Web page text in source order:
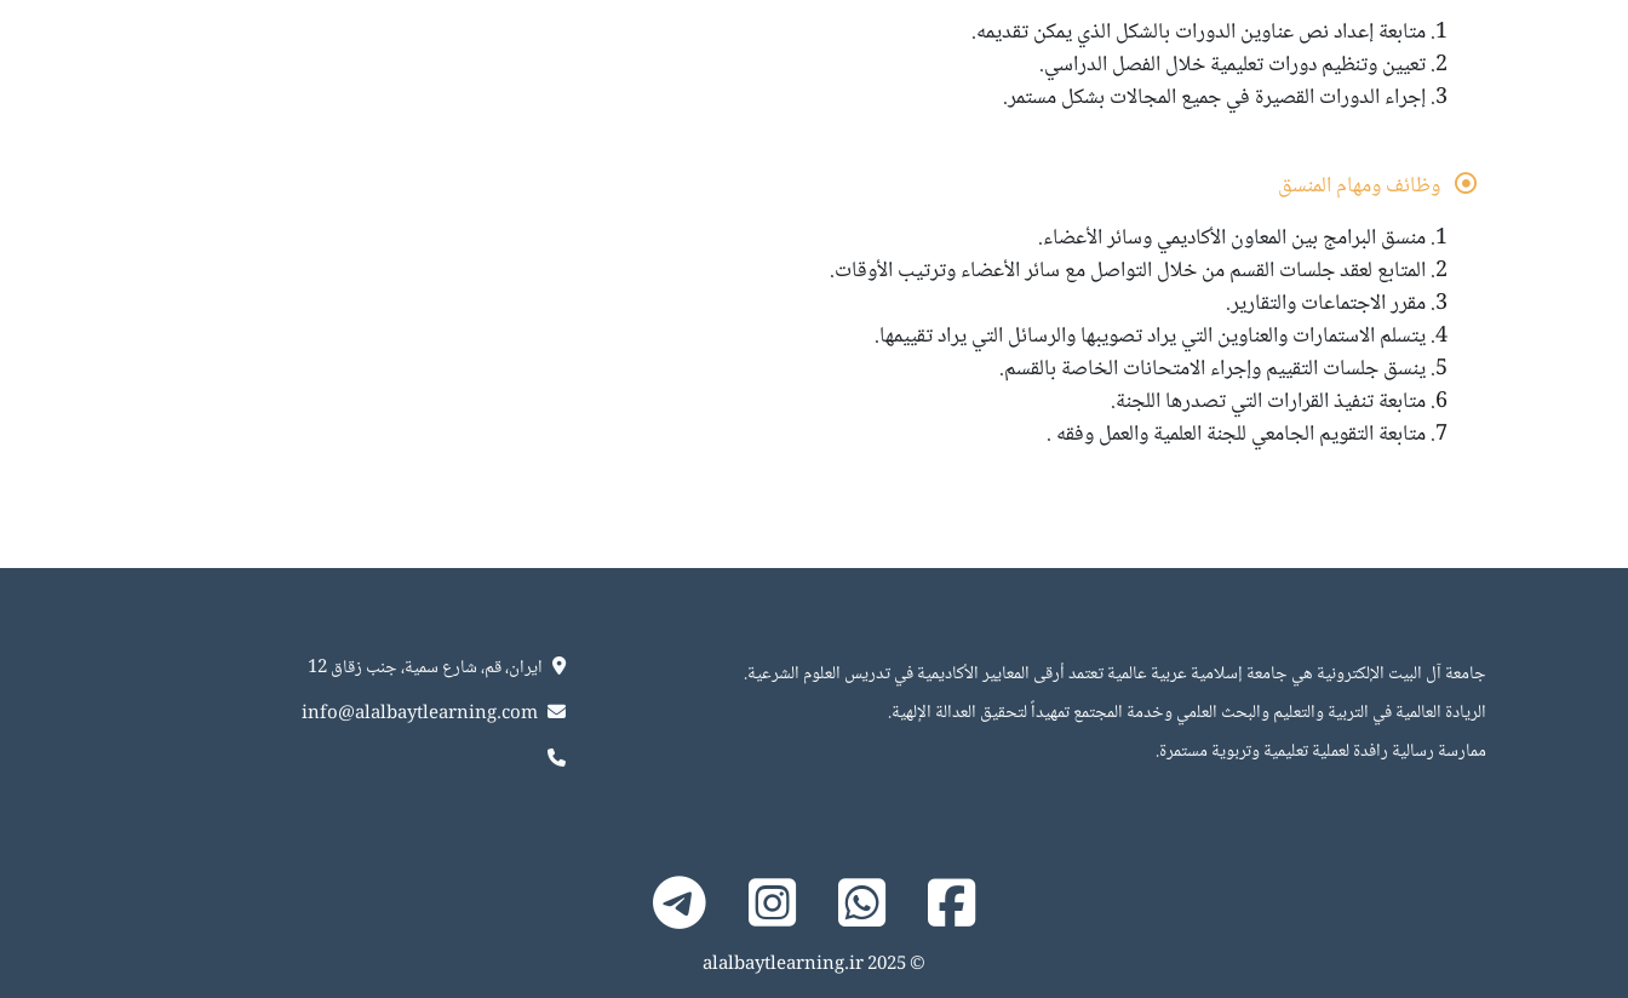
1. متابعة إعداد نص عناوين الدورات بالشكل الذي يمكن تقديمه.
2. تعيين وتنظيم دورات تعليمية خلال الفصل الدراسي.
3. إجراء الدورات القصيرة في جميع المجالات بشكل مستمر.
وظائف ومهام المنسق
1. منسق البرامج بين المعاون الأكاديمي وسائر الأعضاء.
2. المتابع لعقد جلسات القسم من خلال التواصل مع سائر الأعضاء وترتيب الأوقات.
3. مقرر الاجتماعات والتقارير.
4. يتسلم الاستمارات والعناوين التي يراد تصويبها والرسائل التي يراد تقييمها.
5. ينسق جلسات التقييم وإجراء الامتحانات الخاصة بالقسم.
6. متابعة تنفيذ القرارات التي تصدرها اللجنة.
7. متابعة التقويم الجامعي للجنة العلمية والعمل وفقه .
جامعة آل البيت الإلكترونية هي جامعة إسلامية عربية عالمية تعتمد أرقى المعايير الأكاديمية في تدريس العلوم الشرعية.
اﻟﺮﻳﺎدة اﻟﻌﺎﻟﻤﻴﺔ في اﻟﺘﺮﺑﻴﺔ واﻟﺘﻌﻠﻴﻢ واﻟﺒﺤﺚ اﻟﻌﻠمي وﺧﺪﻣﺔ اﻟﻤﺠﺘﻤﻊ ﺗﻤﻬﻴﺪاً ﻟﺘﺤﻘﻴﻖ اﻟﻌﺪاﻟﺔ اﻹﻟﻬﻴﺔ.
ﻣﻤﺎرﺳﺔ رﺳﺎﻟﻴﺔ راﻓﺪة ﻟﻌﻤﻠﻴﺔ ﺗﻌﻠﻴﻤﻴﺔ وﺗﺮﺑﻮﻳﺔ ﻣﺴﺘﻤﺮة.
ايران، قم، شارع سمية، جنب زقاق 12
info@alalbaytlearning.com
© 2025
alalbaytlearning.ir